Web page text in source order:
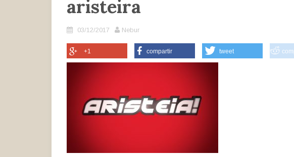
aristeira
03/12/2017 Nebur
+1 compartir tweet